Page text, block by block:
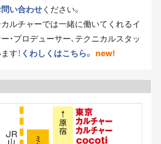
い合わせください。
ルチャーでは一緒に働いてくれるイ
・プロデューサー、テクニカルスタッ
す！ くわしくはこちら。 new!